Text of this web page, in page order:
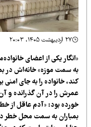
یکی از اعضای
سمت موزه» خانه‌اش در
خانواده را به جای امنی
را در آن گذرانده و آن
بود: «آدم عاقل از خطر
به سمت محل خطر